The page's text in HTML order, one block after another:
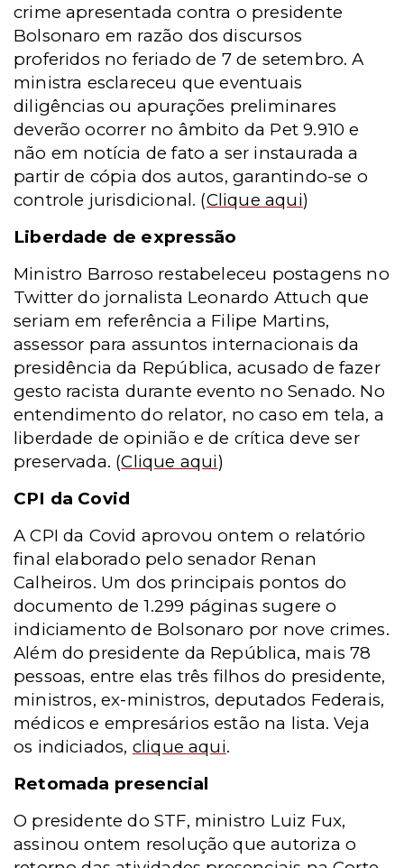
crime apresentada contra o presidente
Bolsonaro em razão dos discursos
proferidos no feriado de 7 de setembro. A
ministra esclareceu que eventuais
diligências ou apurações preliminares
deverão ocorrer no âmbito da Pet 9.910 e
não em notícia de fato a ser instaurada a
partir de cópia dos autos, garantindo-se o
controle jurisdicional. (Clique aqui)
Liberdade de expressão
Ministro Barroso restabeleceu postagens no
Twitter do jornalista Leonardo Attuch que
seriam em referência a Filipe Martins,
assessor para assuntos internacionais da
presidência da República, acusado de fazer
gesto racista durante evento no Senado. No
entendimento do relator, no caso em tela, a
liberdade de opinião e de crítica deve ser
preservada. (Clique aqui)
CPI da Covid
A CPI da Covid aprovou ontem o relatório
final elaborado pelo senador Renan
Calheiros. Um dos principais pontos do
documento de 1.299 páginas sugere o
indiciamento de Bolsonaro por nove crimes.
Além do presidente da República, mais 78
pessoas, entre elas três filhos do presidente,
ministros, ex-ministros, deputados Federais,
médicos e empresários estão na lista. Veja
os indiciados, clique aqui.
Retomada presencial
O presidente do STF, ministro Luiz Fux,
assinou ontem resolução que autoriza o